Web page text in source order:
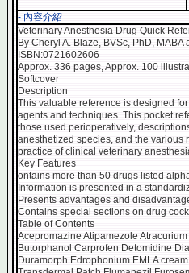
- 內容介紹
Veterinary Anesthesia Drug Quick
By Cheryl A. Blaze, BVSc, PhD,
ISBN:0721602606
Approx. 336 pages, Approx. 100
Softcover
Description
This valuable reference is designed
agents and techniques. This pocket
those used perioperatively,
anesthetized species, and the various
practice of clinical veterinary
Key Features
ontains more than 50 drugs listed
Information is presented in a
Presents advantages and
Contains special sections on drug
Table of Contents
Acepromazine Atipamezole
Butorphanol Carprofen Detomidine
Duramorph Edrophonium EMLA